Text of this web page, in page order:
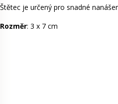
Štětec je určený pro snadné
Rozměr: 3 x 7 cm